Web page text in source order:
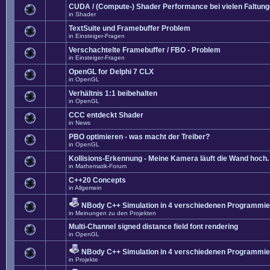
CUDA / (Compute-) Shader Performance bei vielen
in Shader
TextSuite und Framebuffer Problem
in Einsteiger-Fragen
Verschachtelte Framebuffer / FBO - Problem
in Einsteiger-Fragen
OpenGL for Delphi 7 CLX
in OpenGL
Verhältnis 1:1 beibehalten
in OpenGL
CCC entdeckt Shader
in News
PBO optimieren - was macht der Treiber?
in OpenGL
Kollisions-Erkennung - Meine Kamera läuft die Wand hoch.
in Mathematik-Forum
C++20 Concepts
in Allgemein
NBody C++ Simulation in 4 verschiedenen
in Meinungen zu den Projekten
Multi-Channel signed distance field font rendering
in OpenGL
NBody C++ Simulation in 4 verschiedenen
in Projekte